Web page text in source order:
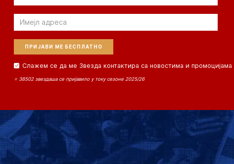
Email
Слажем се да ме Звезда контактира са новостима и промоцијама
⭐ 38502 звездаша се пријавило у току сезоне 2025/26